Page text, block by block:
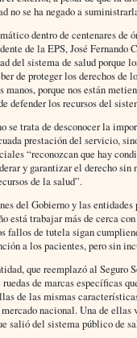
no se ha negado a
dentro de centenares de
de la EPS, José Fernando
del sistema de salud porque
de proteger los derechos de
manos, porque nos están
defender los recursos del
se trata de desconocer la
prestación del servicio,
“reconozcan que hay
y garantizar el derecho sin
de la salud”.
del Gobierno y las entidades
está trabajar más de cerca
fallos de tutela sigan
a los pacientes, pero sin
que reemplazó al Seguro
de marcas específicas
de las mismas
nacional. Una de
salió del sistema público de